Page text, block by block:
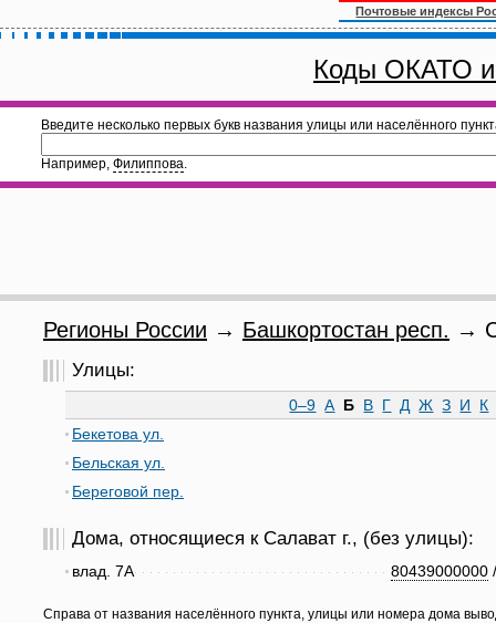
Почтовые индексы
Коды ОКАТО
Введите несколько первых букв названия улицы или населённого
Например, Филиппова.
Регионы России → Башкортостан респ. →
Улицы:
0–9 А Б В Г Д Ж З И
К
Бекетова ул.
Бельская ул.
Береговой пер.
Дома, относящиеся к Салават г., (без улицы):
80439000000
влад. 7А
Справа от названия населённого пункта, улицы или номера дома